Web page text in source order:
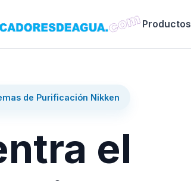
Productos
de Purificación Nikken
el